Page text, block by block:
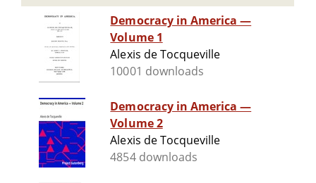
Democracy in America —
Volume 1
Alexis de Tocqueville
10001 downloads
Democracy in America —
Volume 2
Alexis de Tocqueville
4854 downloads